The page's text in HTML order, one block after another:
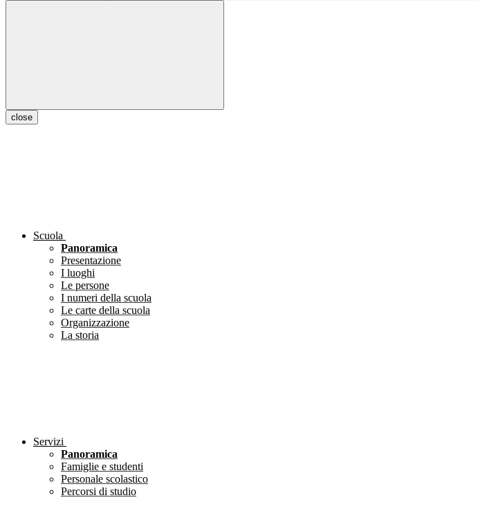
close
Scuola
Panoramica
Presentazione
I luoghi
Le persone
I numeri della scuola
Le carte della scuola
Organizzazione
La storia
Servizi
Panoramica
Famiglie e studenti
Personale scolastico
Percorsi di studio